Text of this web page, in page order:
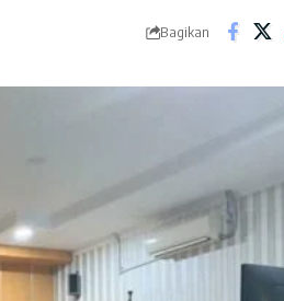
Bagikan